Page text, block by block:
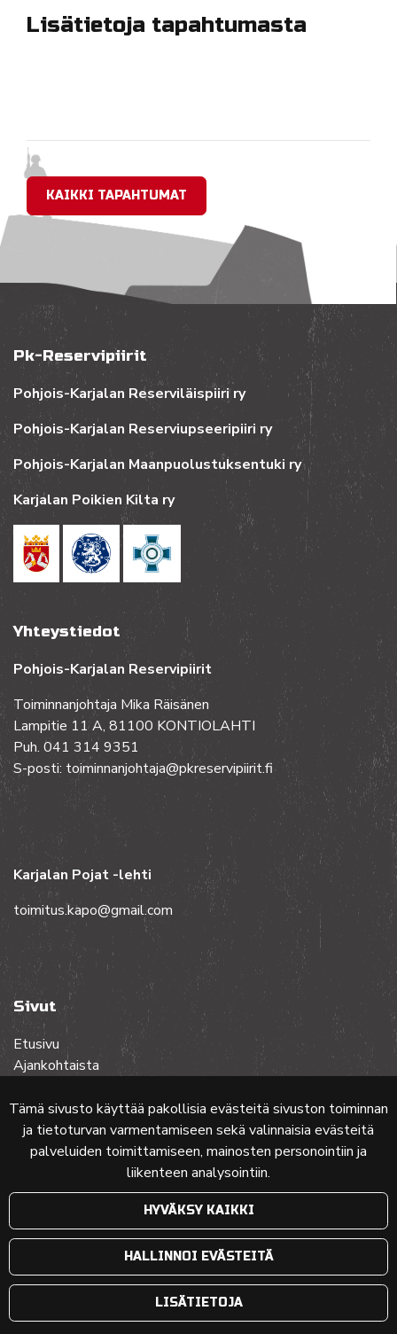
Tämä sivusto käyttää pakollisia evästeitä sivuston toiminnan
ja tietoturvan varmentamiseen sekä valinnaisia evästeitä
palveluiden toimittamiseen, mainosten personointiin ja
liikenteen analysointiin.
HYVÄKSY KAIKKI
HALLINNOI EVÄSTEITÄ
LISÄTIETOJA
Lisätietoja tapahtumasta
KAIKKI TAPAHTUMAT
Pk-Reservipiirit
Pohjois-Karjalan Reserviläispiiri ry
Pohjois-Karjalan Reserviupseeripiiri ry
Pohjois-Karjalan Maanpuolustuksentuki ry
Karjalan Poikien Kilta ry
Yhteystiedot
Pohjois-Karjalan Reservipiirit
Toiminnanjohtaja Mika Räisänen
Lampitie 11 A, 81100 KONTIOLAHTI
Puh. 041 314 9351
S-posti: toiminnanjohtaja@pkreservipiirit.fi
Karjalan Pojat -lehti
toimitus.kapo@gmail.com
Sivut
Etusivu
Ajankohtaista
Lehdet
Yhteistyössä
Ota yhteyttä
Etusivun karttakuva: MML (Nimeä CC 4.0, muokattu)
© 2024 PKMT | VerkkosivuatFlow Oy